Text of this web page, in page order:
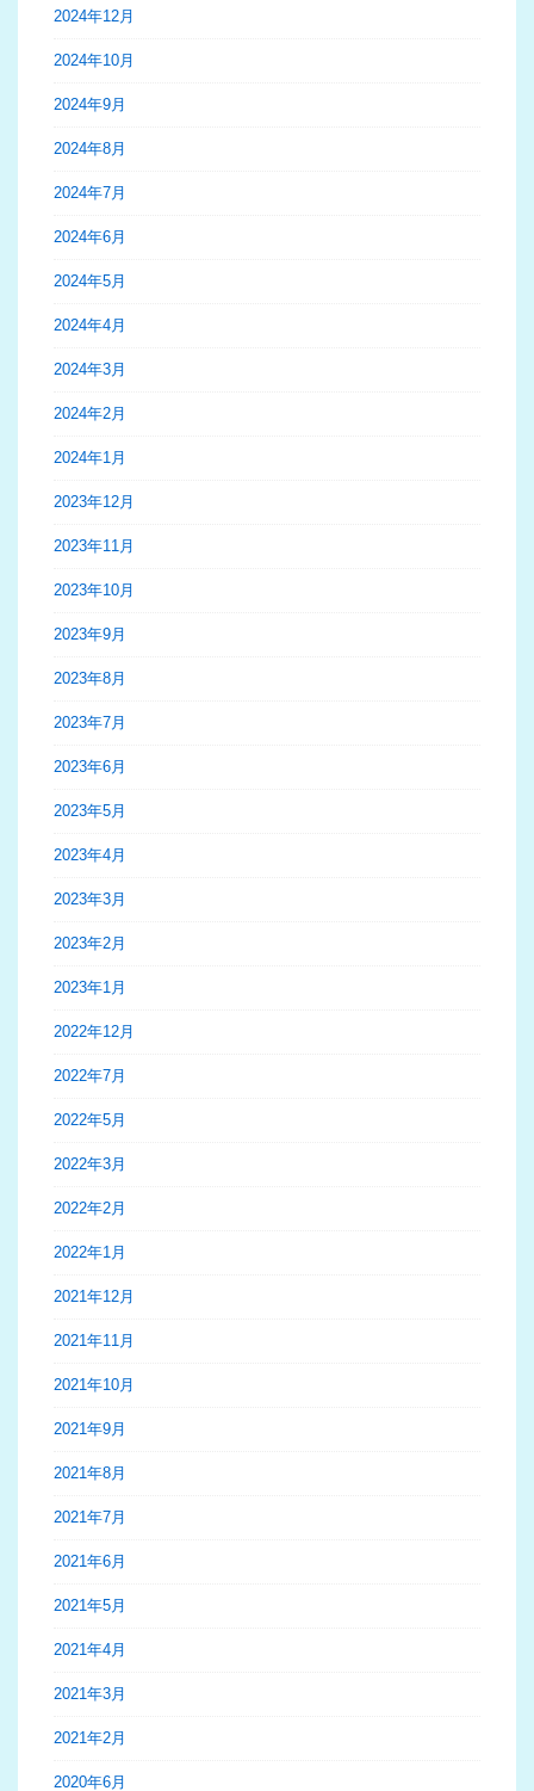
2024年12月
2024年10月
2024年9月
2024年8月
2024年7月
2024年6月
2024年5月
2024年4月
2024年3月
2024年2月
2024年1月
2023年12月
2023年11月
2023年10月
2023年9月
2023年8月
2023年7月
2023年6月
2023年5月
2023年4月
2023年3月
2023年2月
2023年1月
2022年12月
2022年7月
2022年5月
2022年3月
2022年2月
2022年1月
2021年12月
2021年11月
2021年10月
2021年9月
2021年8月
2021年7月
2021年6月
2021年5月
2021年4月
2021年3月
2021年2月
2020年6月